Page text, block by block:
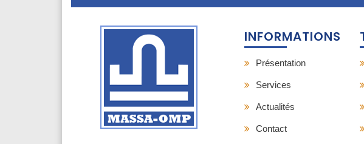
INFORMATIONS
Présentation
Services
Actualités
Contact